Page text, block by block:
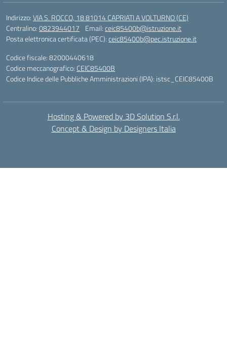
Indirizzo:VIA S. ROCCO, 18 81014 CAPRIATI A VOLTURNO (CE)
Centralino:0823944017 Email:ceic85400b@istruzione.it
Posta elettronica certificata (PEC):ceic85400b@pec.istruzione.it
Codice fiscale: 82000440618
Codice meccanografico: CEIC85400B
Codice Indice delle Pubbliche Amministrazioni (IPA): istsc_CEIC85400B
Hosting & Powered by 3D Solution S.r.l.
Concept & Design by Designers Italia